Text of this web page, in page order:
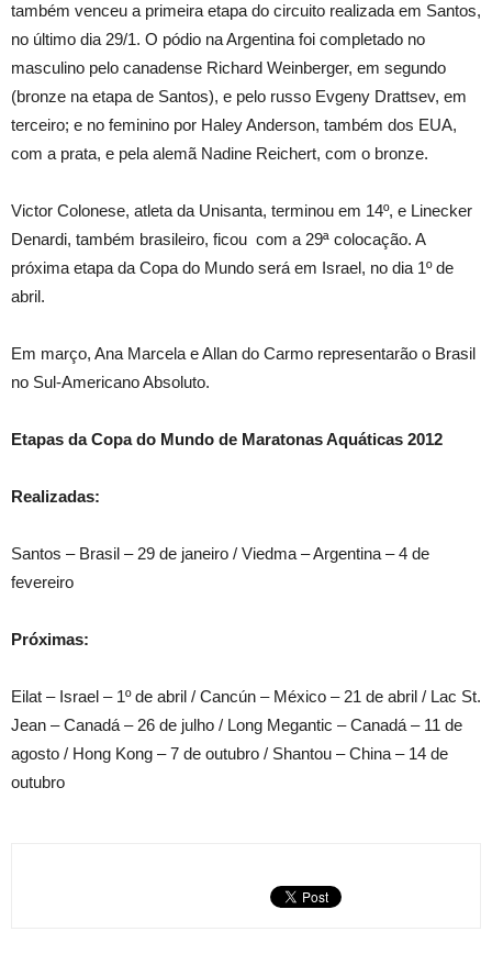
também venceu a primeira etapa do circuito realizada em Santos,
no último dia 29/1. O pódio na Argentina foi completado no
masculino pelo canadense Richard Weinberger, em segundo
(bronze na etapa de Santos), e pelo russo Evgeny Drattsev, em
terceiro; e no feminino por Haley Anderson, também dos EUA,
com a prata, e pela alemã Nadine Reichert, com o bronze.
Victor Colonese, atleta da Unisanta, terminou em 14º, e Linecker
Denardi, também brasileiro, ficou com a 29ª colocação. A
próxima etapa da Copa do Mundo será em Israel, no dia 1º de
abril.
Em março, Ana Marcela e Allan do Carmo representarão o Brasil
no Sul-Americano Absoluto.
Etapas da Copa do Mundo de Maratonas Aquáticas 2012
Realizadas:
Santos – Brasil – 29 de janeiro / Viedma – Argentina – 4 de
fevereiro
Próximas:
Eilat – Israel – 1º de abril / Cancún – México – 21 de abril / Lac St.
Jean – Canadá – 26 de julho / Long Megantic – Canadá – 11 de
agosto / Hong Kong – 7 de outubro / Shantou – China – 14 de
outubro